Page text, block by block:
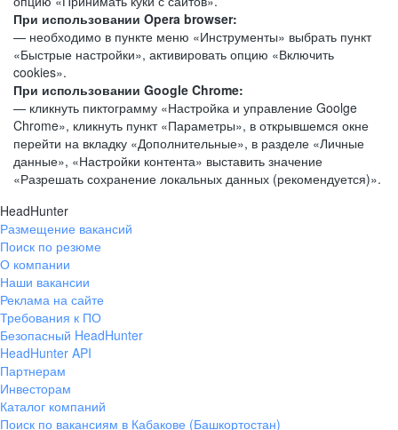
При использовании Opera browser:
— необходимо в пункте меню «Инструменты» выбрать пункт
«Быстрые настройки», активировать опцию «Включить
cookies».
При использовании Google Chrome:
— кликнуть пиктограмму «Настройка и управление Goolge
Chrome», кликнуть пункт «Параметры», в открывшемся окне
перейти на вкладку «Дополнительные», в разделе «Личные
данные», «Настройки контента» выставить значение
«Разрешать сохранение локальных данных (рекомендуется)».
HeadHunter
Размещение вакансий
Поиск по резюме
О компании
Наши вакансии
Реклама на сайте
Требования к ПО
Безопасный HeadHunter
HeadHunter API
Партнерам
Инвесторам
Каталог компаний
Поиск по вакансиям в Кабакове (Башкортостан)